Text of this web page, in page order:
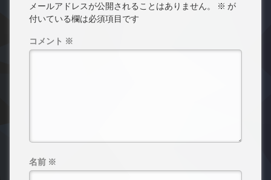
メールアドレスが公開されることはありません。 ※ が
付いている欄は必須項目です
コメント ※
名前 ※